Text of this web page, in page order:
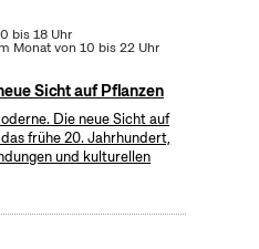
bis 18 Uhr
Monat von 10 bis 22 Uhr
Sicht auf Pflanzen
Die neue Sicht auf
frühe 20. Jahrhundert,
und kulturellen